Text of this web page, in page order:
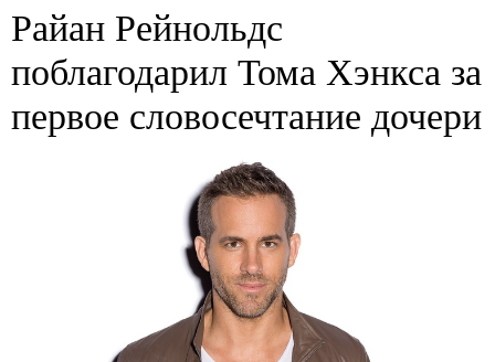
Райан Рейнольдс
поблагодарил Тома Хэнкса за
первое словосечтание дочери